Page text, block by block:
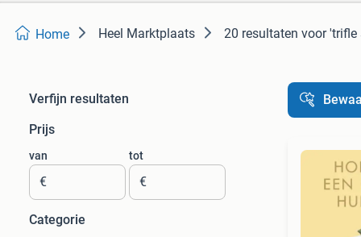
Home Heel Marktplaats 20 resultaten voor 'trifle
Verfijn resultaten
Prijs
van
€
tot
€
Categorie